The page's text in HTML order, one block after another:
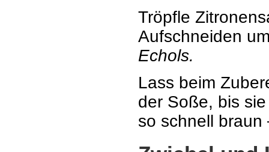
Tröpfle
Aufschneiden
Echols.
Lass beim
der Soße, bis
so schnell